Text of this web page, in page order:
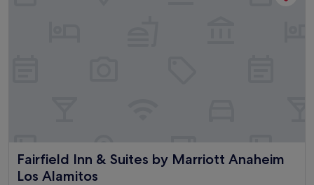
Fairfield Inn & Suites by Marriott Anaheim
Los Alamitos
Fairfield Inn & Suites by Marriott Anaheim Los Alamitos